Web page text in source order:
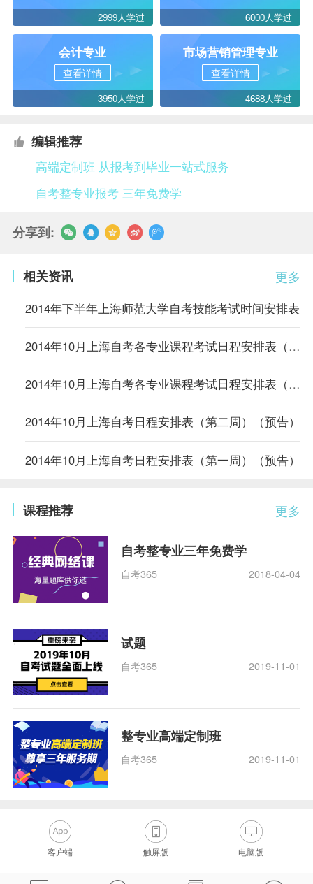
2999人学过 6000人学过
会计专业
查看详情
3950人学过
市场营销管理专业
查看详情
4688人学过
编辑推荐
高端定制班 从报考到毕业一站式服务
自考整专业报考 三年免费学
分享到:
更多
相关资讯
2014年下半年上海师范大学自考技能考试时间安排表
2014年10月上海自考各专业课程考试日程安排表（第二周）
2014年10月上海自考各专业课程考试日程安排表（第一周）
2014年10月上海自考日程安排表（第二周）（预告）
2014年10月上海自考日程安排表（第一周）（预告）
更多
课程推荐
自考整专业三年免费学
自考365 2018-04-04
试题
自考365 2019-11-01
整专业高端定制班
自考365 2019-11-01
客户端 触屏版 电脑版